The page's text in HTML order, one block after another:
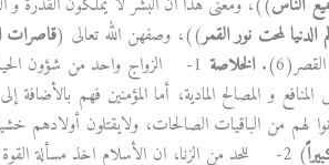
لمحت نور القمر))، وصفهن الله تعالى (قاصرات
الخلاصة 1- الزواج واحد من شؤون
و المصالح المادية، أما المؤمنين فهم
لهم من الباقيات الصالحات، ولايقتلون أولادهم
) 2- للحد من الزنا، ان الأسلام اخذ مسألة